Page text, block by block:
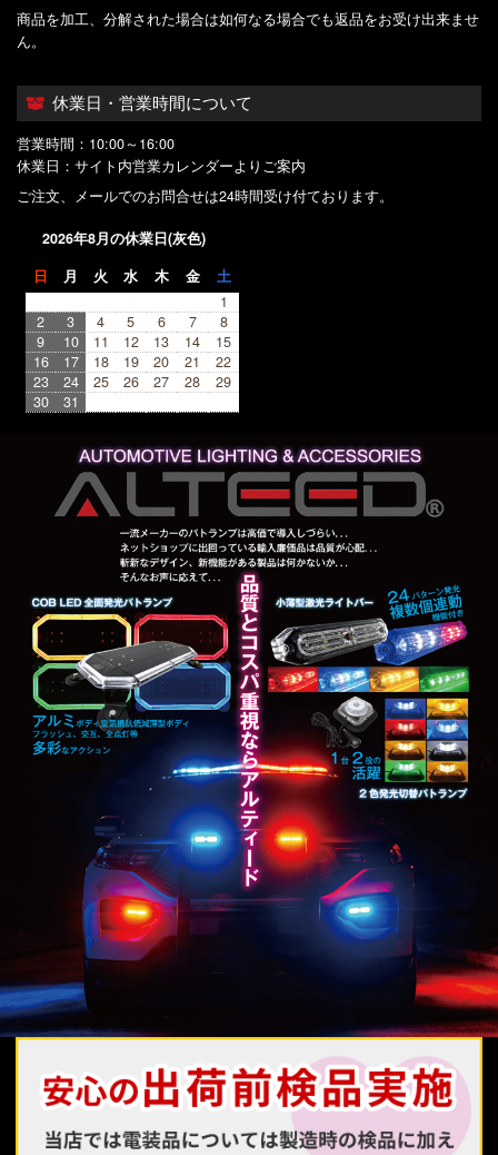
商品を加工、分解された場合は如何なる場合でも返品をお受け出来ませ
ん。
休業日・営業時間について
営業時間：10:00～16:00
休業日：サイト内営業カレンダーよりご案内
ご注文、メールでのお問合せは24時間受け付ております。
2026年8月の休業日(灰色)
日 月 火 水 木 金 土
1
2
3 4 5 6 7
8
9
10 11 12 13 14
15
16
17 18 19 20 21
22
23
24 25 26 27 28
29
30
31